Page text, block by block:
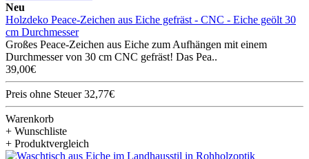
Neu
Holzdeko Peace-Zeichen aus Eiche gefräst - CNC - Eiche geölt 30
cm Durchmesser
Großes Peace-Zeichen aus Eiche zum Aufhängen mit einem
Durchmesser von 30 cm CNC gefräst! Das Pea..
39,00€
Preis ohne Steuer 32,77€
Warenkorb
+ Wunschliste
+ Produktvergleich